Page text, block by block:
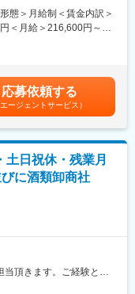
株式会社、東洋水産株式
ではなく、信頼関係を
業しやすい環境
提案が可能
つ、地域密着型の営業
取得しやすい
えて働ける
ハリある働き方が叶う
ずれか担当
る営業スタイルです。
態＞月給制＜賃金内訳＞
＜月給＞216,600円～
620万円／42歳営業職／月
歳所長職／月収57万円
金額であり、選考を通じ
)は固定手当を含めた表記
応募依頼する
エージェントサービス）
土日祝休・残業月
に酒類卸商社
当頂きます。ご経験とス